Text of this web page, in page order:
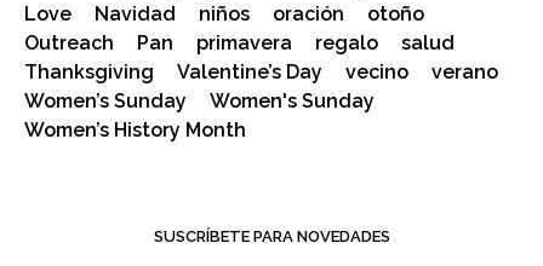
Love
Navidad niños oración
otoño
Outreach
Pan primavera regalo
salud
Thanksgiving
Valentine’s Day vecino
verano
Women’s Sunday
Women's Sunday
Women’s History Month
SUSCRÍBETE PARA NOVEDADES